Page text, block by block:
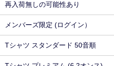
再入荷無しの可能性あり
メンバーズ限定 (ログイン）
Tシャツ スタンダード 50音順